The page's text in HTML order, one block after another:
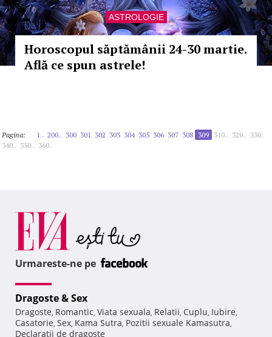
ASTROLOGIE
Horoscopul săptămânii 24-30 martie.
Află ce spun astrele!
Pagina: 1.. 200.. 300 301 302 303 304 305 306 307 308 309 310.. 320.. 330..
340.. 350.. 360..
Urmareste-ne pe
Dragoste & Sex
Dragoste, Romantic, Viata sexuala, Relatii, Cuplu, Iubire,
Casatorie, Sex, Kama Sutra, Pozitii sexuale Kamasutra,
Declaratii de dragoste